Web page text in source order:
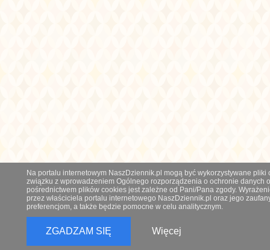
Na portalu internetowym NaszDziennik.pl mogą być wykorzystywane
związku z wprowadzeniem Ogólnego rozporządzenia o ochronie danych
pośrednictwem plików cookies jest zależne od Pani/Pana zgody.
przez właściciela portalu internetowego NaszDziennik.pl oraz jego
preferencjom, a także będzie pomocne w celu analitycznym.
ZGADZAM SIĘ Więcej